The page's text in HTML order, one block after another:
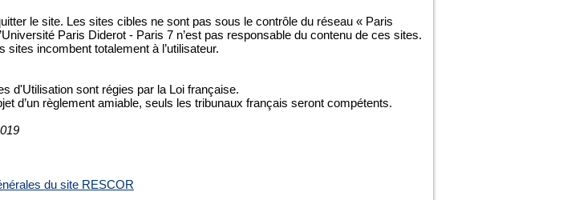
le site. Les sites cibles ne sont pas sous le contrôle du réseau « Paris
Paris Diderot - Paris 7 n’est pas responsable du contenu de ces sites.
sites incombent totalement à l’utilisateur.
d'Utilisation sont régies par la Loi française.
d’un règlement amiable, seuls les tribunaux français seront compétents.
du site RESCOR